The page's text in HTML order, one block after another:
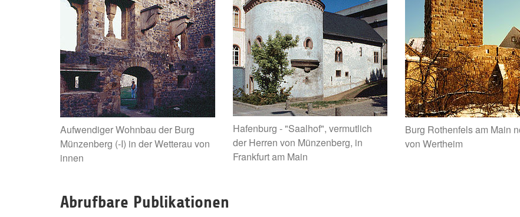
Aufwendiger Wohnbau der Burg
Münzenberg (-I) in der Wetterau von
innen
Hafenburg - "Saalhof", vermutlich
der Herren von Münzenberg, in
Frankfurt am Main
Burg Rothenfels am Main
von Wertheim
Abrufbare Publikationen